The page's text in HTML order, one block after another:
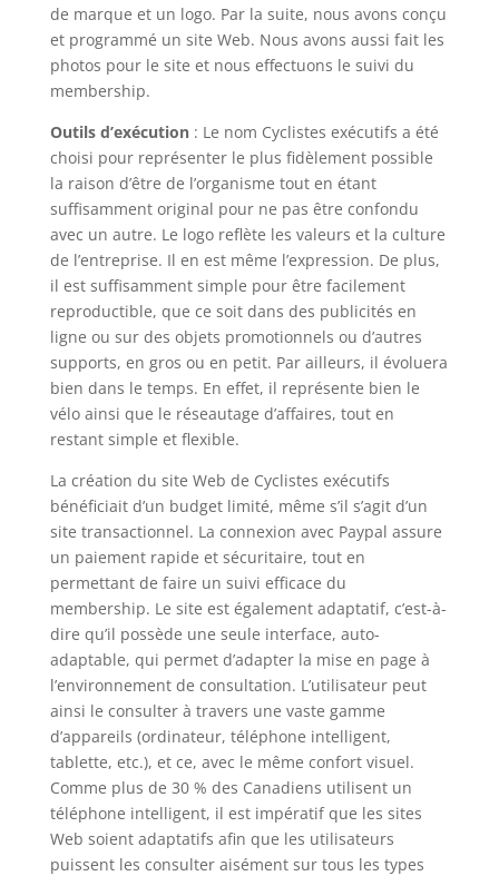
de marque et un logo. Par la suite, nous avons conçu
et programmé un site Web. Nous avons aussi fait les
photos pour le site et nous effectuons le suivi du
membership.
Outils d’exécution: Le nom Cyclistes exécutifs a été
choisi pour représenter le plus fidèlement possible
la raison d’être de l’organisme tout en étant
suffisamment original pour ne pas être confondu
avec un autre. Le logo reflète les valeurs et la culture
de l’entreprise. Il en est même l’expression. De plus,
il est suffisamment simple pour être facilement
reproductible, que ce soit dans des publicités en
ligne ou sur des objets promotionnels ou d’autres
supports, en gros ou en petit. Par ailleurs, il évoluera
bien dans le temps. En effet, il représente bien le
vélo ainsi que le réseautage d’affaires, tout en
restant simple et flexible.
La création du site Web de Cyclistes exécutifs
bénéficiait d’un budget limité, même s’il s’agit d’un
site transactionnel. La connexion avec Paypal assure
un paiement rapide et sécuritaire, tout en
permettant de faire un suivi efficace du
membership. Le site est également adaptatif, c’est-à-
dire qu’il possède une seule interface, auto-
adaptable, qui permet d’adapter la mise en page à
l’environnement de consultation. L’utilisateur peut
ainsi le consulter à travers une vaste gamme
d’appareils (ordinateur, téléphone intelligent,
tablette, etc.), et ce, avec le même confort visuel.
Comme plus de 30 % des Canadiens utilisent un
téléphone intelligent, il est impératif que les sites
Web soient adaptatifs afin que les utilisateurs
puissent les consulter aisément sur tous les types